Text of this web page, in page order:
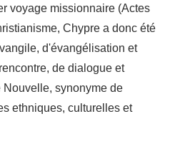
voyage missionnaire (Actes
Chypre a donc été
d'évangélisation et
de dialogue et
synonyme de
ethniques, culturelles et